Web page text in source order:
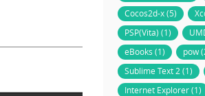
Cocos2d-x (5)
PSP(Vita) (1)
eBooks (1)
pow
Sublime Text 2 (1)
Internet Explorer (1)